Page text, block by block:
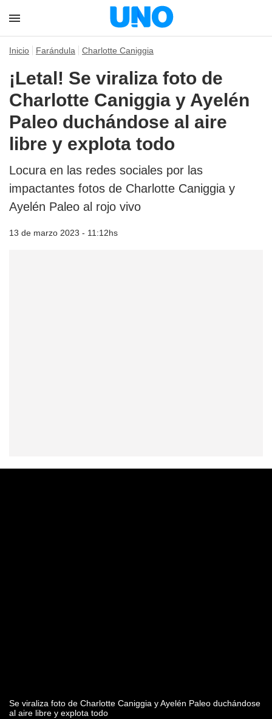
Inicio Farándula Charlotte Caniggia
¡Letal! Se viraliza foto de
Charlotte Caniggia y Ayelén
Paleo duchándose al aire
libre y explota todo
Locura en las redes sociales por las
impactantes fotos de Charlotte Caniggia y
Ayelén Paleo al rojo vivo
13 de marzo 2023 - 11:12hs
Se viraliza foto de Charlotte Caniggia y Ayelén Paleo duchándose
al aire libre y explota todo